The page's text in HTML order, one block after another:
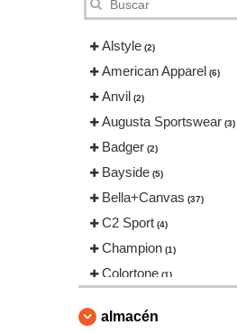
Alstyle (2)
American Apparel (6)
Anvil (2)
Augusta Sportswear (3)
Badger (2)
Bayside (5)
Bella+Canvas (37)
C2 Sport (4)
Champion (1)
Colortone (1)
ComfortWash by Hanes
almacén